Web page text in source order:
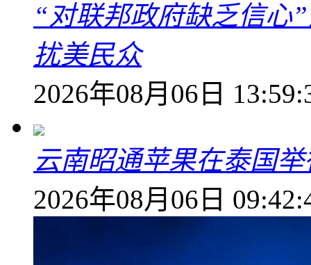
“对联邦政府缺乏信心
扰美民众
2026年08月06日
云南昭通苹果在泰国
2026年08月06日